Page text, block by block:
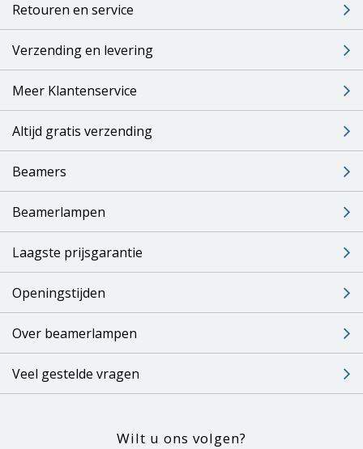
Retouren en service
Verzending en levering
Meer Klantenservice
Altijd gratis verzending
Beamers
Beamerlampen
Laagste prijsgarantie
Openingstijden
Over beamerlampen
Veel gestelde vragen
Wilt u ons volgen?